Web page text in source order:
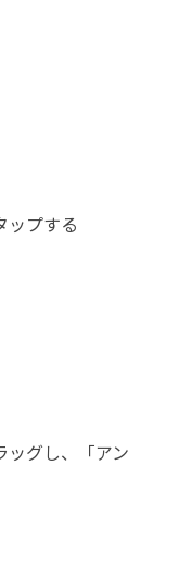
ップする
ッグし、「アン